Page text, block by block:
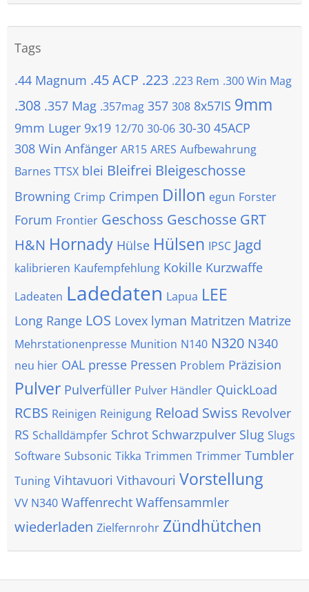
Tags
.44 Magnum .45 ACP .223 .223 Rem .300 Win Mag
.308 .357 Mag .357mag 357 308 8x57IS 9mm
9mm Luger 9x19 12/70 30-06 30-30 45ACP
308 Win Anfänger AR15 ARES Aufbewahrung
Barnes TTSX blei Bleifrei Bleigeschosse
Browning Crimp Crimpen Dillon egun Forster
Forum Frontier Geschoss Geschosse GRT
H&N Hornady Hülse Hülsen IPSC Jagd
kalibrieren Kaufempfehlung Kokille Kurzwaffe
Ladeaten Ladedaten Lapua LEE
Long Range LOS Lovex lyman Matritzen Matrize
Mehrstationenpresse Munition N140 N320 N340
neu hier OAL presse Pressen Problem Präzision
Pulver Pulverfüller Pulver Händler QuickLoad
RCBS Reinigen Reinigung Reload Swiss Revolver
RS Schalldämpfer Schrot Schwarzpulver Slug Slugs
Software Subsonic Tikka Trimmen Trimmer Tumbler
Tuning Vihtavuori Vithavouri Vorstellung
VV N340 Waffenrecht Waffensammler
wiederladen Zielfernrohr Zündhütchen